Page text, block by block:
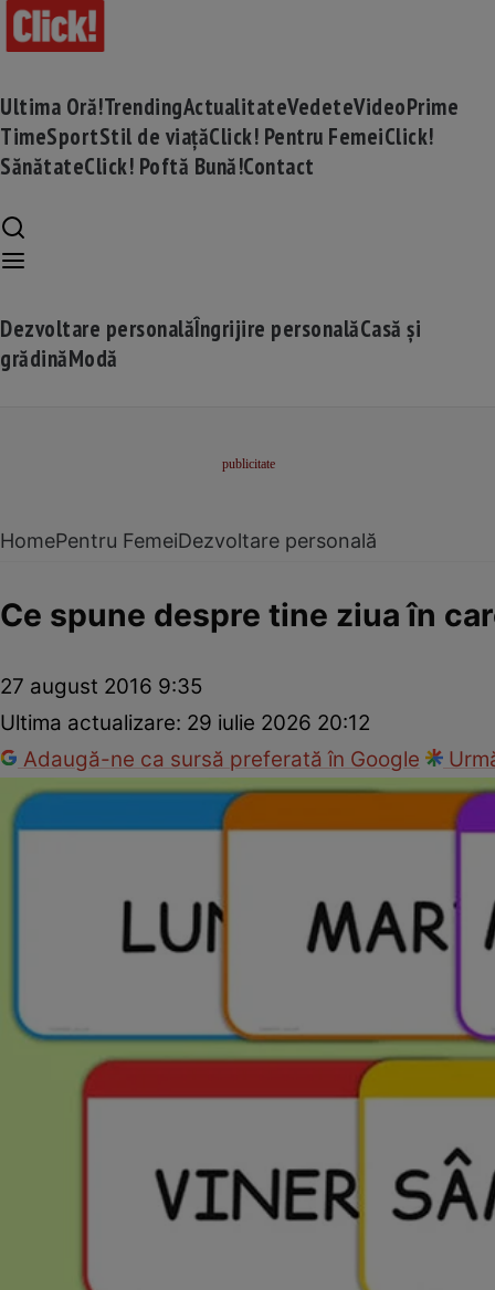
Ultima Oră!TrendingActualitateVedeteVideoPrime
TimeSportStil de viațăClick! Pentru FemeiClick!
SănătateClick! Poftă Bună!Contact
Dezvoltare personalăÎngrijire personalăCasă și
grădinăModă
HomePentru FemeiDezvoltare personală
Ce spune despre tine ziua în
27 august 2016 9:35
Ultima actualizare: 29 iulie 2026 20:12
Adaugă-ne ca sursă preferată în Google